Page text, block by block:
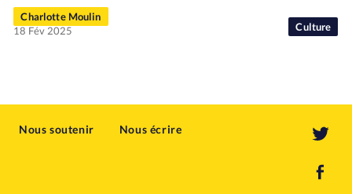
Culture
Charlotte Moulin
18 Fév 2025
Nous soutenir Nous écrire